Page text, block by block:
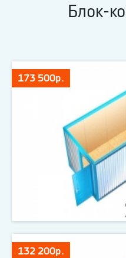
Блок-
173 500р.
132 200р.